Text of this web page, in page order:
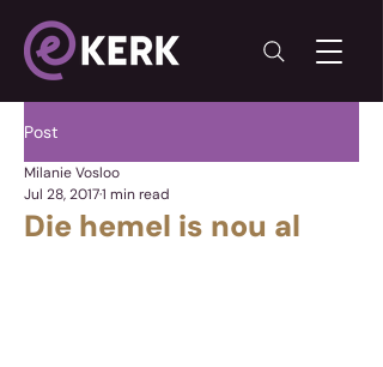
Post
Die hemel is nou al
Milanie Vosloo
Jul 28, 20171 min read